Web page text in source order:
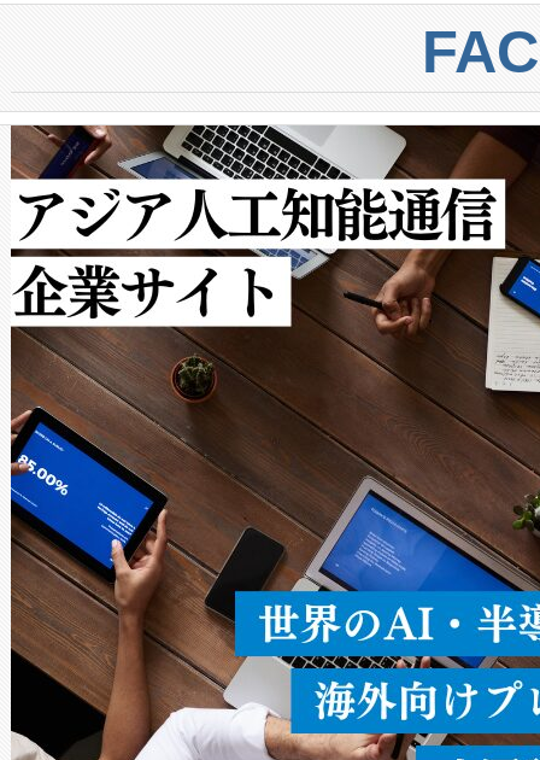
centers. Voltaiqは、ai&のAI
からシステム統合、試運転、
クルの各段階のデータを監視
[…]
トに対して約600メートルに
では、反射率10％のターゲッ
で向上し、最大検知距離は
ットだけで最大1キロメート
ルの変電所周囲を監視でき、
作業と点群処理を簡素化でき
Avia 2は、2種類のFOVオプシ
× 80°のノーマルモード、長
ードを切り替えて使用するこ
ることなく、単一のデバイス
うにします。遠距離まで届く
密度なスキャ […]